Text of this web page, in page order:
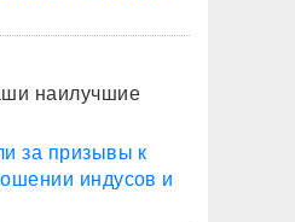
наилучшие
за призывы к
индусов и